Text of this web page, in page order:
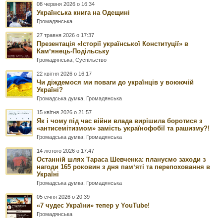
08 червня 2026 о 16:34
Українська книга на Одещині
Громадянська
27 травня 2026 о 17:37
Презентація «Історії української Конституції» в
Камʼянець-Подільську
Громадянська ,Суспільство
22 квітня 2026 о 16:17
Чи діждемося ми поваги до українців у воюючій
Україні?
Громадська думка Громадянська
15 квітня 2026 о 21:57
Як і чому під час війни влада вирішила боротися з
«антисемітизмом» замість українофобії та рашизму?!
Громадська думка Громадянська
14 лютого 2026 о 17:47
Останній шлях Тараса Шевченка: плануємо заходи з
нагоди 165 роковин з дня памʼяті та перепоховання в
Україні
Громадська думка Громадянська
05 січня 2026 о 20:39
«7 чудес України» тепер у YouTube!
Громадянська